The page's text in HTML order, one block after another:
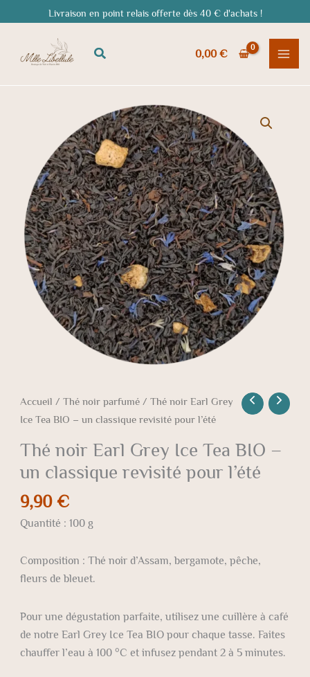
au
Livraison en point relais offerte dès 40 € d'achats !
Rechercher 0,00€
Accueil / Thé noir parfumé/ Thé noir Earl Grey
Ice Tea BIO – un classique revisité pour l’été
Thé noir Earl Grey Ice Tea BIO –
un classique revisité pour l’été
9,90 €
Quantité : 100 g
Composition : Thé noir d’Assam, bergamote, pêche,
fleurs de bleuet.
Pour une dégustation parfaite, utilisez une cuillère à café
de notre Earl Grey Ice Tea BIO pour chaque tasse. Faites
chauffer l’eau à 100 °C et infusez pendant 2 à 5 minutes.
Earl
Grey
Ice
Tea
BIO
classique